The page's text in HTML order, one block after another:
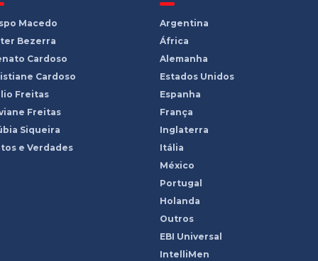
Macedo
Bezerra
Cardoso
Cardoso
Freitas
Freitas
Siqueira
e Verdades
Argentina
África
Alemanha
Estados Unidos
Espanha
França
Inglaterra
Itália
México
Portugal
Holanda
Outros
EBI Universal
IntelliMen